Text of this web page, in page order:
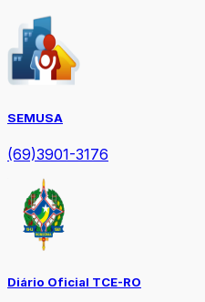
SEMUSA
(69)3901-3176
Diário Oficial TCE-RO